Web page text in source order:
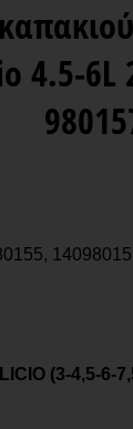
4.5-6L
(3-4,5-6-